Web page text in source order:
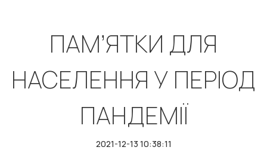
ПАМ’ЯТКИ ДЛЯ
НАСЕЛЕННЯ У ПЕРІОД
ПАНДЕМІЇ
2021-12-13 10:38:11